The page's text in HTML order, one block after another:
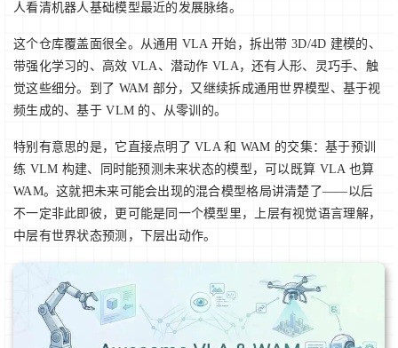
人看清机器人基础模型最近的发展脉络。
这个仓库覆盖面很全。从通用 VLA 开始，拆出带 3D/4D 建模的、
带强化学习的、高效 VLA、潜动作 VLA，还有人形、灵巧手、触
觉这些细分。到了 WAM 部分，又继续拆成通用世界模型、基于视
频生成的、基于 VLM 的、从零训的。
特别有意思的是，它直接点明了 VLA 和 WAM 的交集：基于预训
练 VLM 构建、同时能预测未来状态的模型，可以既算 VLA 也算
WAM。这就把未来可能会出现的混合模型格局讲清楚了——以后
不一定非此即彼，更可能是同一个模型里，上层有视觉语言理解，
中层有世界状态预测，下层出动作。